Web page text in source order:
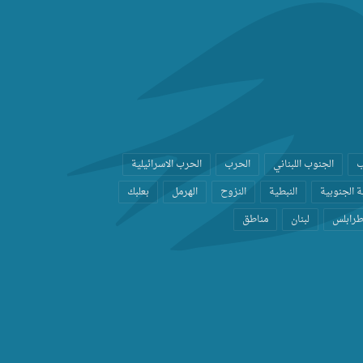
الجنوب اللبناني الحرب
الحرب الاسرائيلية
الجنوبية النبطية النزوح الهرمل
بعلبك
طرابلس لبنان مناطق